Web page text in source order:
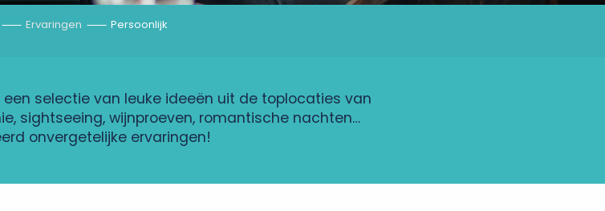
Ervaringen Persoonlijk
selectie van leuke ideeën uit de toplocaties van
sightseeing, wijnproeven, romantische nachten…
onvergetelijke ervaringen!